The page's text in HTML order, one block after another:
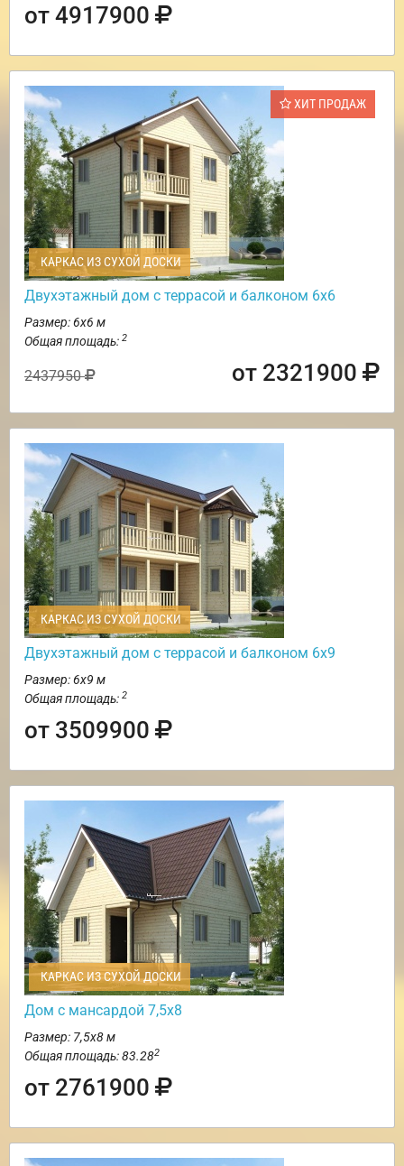
от 4917900
ХИТ ПРОДАЖ
КАРКАС ИЗ СУХОЙ ДОСКИ
Двухэтажный дом с террасой и балконом 6х6
Размер: 6х6 м
Общая площадь: 2
2437950 от 2321900
КАРКАС ИЗ СУХОЙ ДОСКИ
Двухэтажный дом с террасой и балконом 6х9
Размер: 6х9 м
Общая площадь: 2
от 3509900
КАРКАС ИЗ СУХОЙ ДОСКИ
Дом с мансардой 7,5х8
Размер: 7,5х8 м
Общая площадь: 83.282
от 2761900